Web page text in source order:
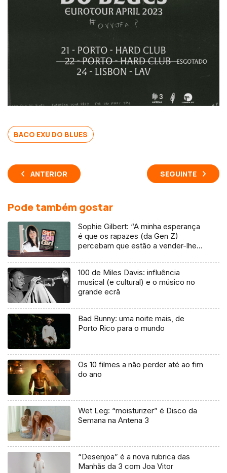
BACO EXU DO BLUES
ANTERIOR SEGUINTE
Pode também gostar
Sophie Gilbert: “A minha esperança
é que os rapazes (da Gen Z)
percebam que estão a vender-lhes
100 de Miles Davis: influência
musical (e cultural) e o músico no
grande ecrã
Bad Bunny: uma noite mais, de
Porto Rico para o mundo
Os 10 filmes a não perder até ao fim
do ano
Wet Leg: “moisturizer” é Disco da
Semana na Antena 3
“Desenjoa” é a nova rubrica das
Manhãs da 3 com Joa Vitor